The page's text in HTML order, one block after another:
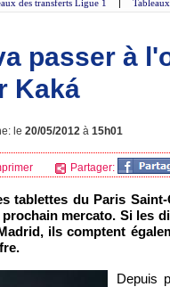
des transferts Ligue 1 |
passer à
Kaká
le 20/05/2012 à 15h01
Partager:
tablettes du Paris
mercato. Si les
ils comptent
Depuis